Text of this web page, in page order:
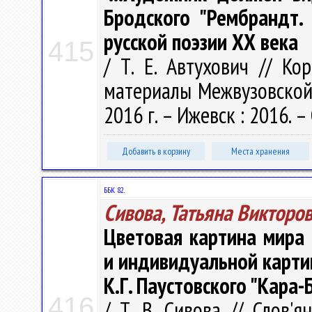
415
Бродского
русской поэзии ХХ века
/ Т. Е. Автухович //
материалы
2016 г. – Ижевск : 2016.
Добавить в корзину Места хранения
ББК 82.
Сивова, Татьяна
Цветовая картина
и индивидуальной
К.Г. Паустовского "Кара-